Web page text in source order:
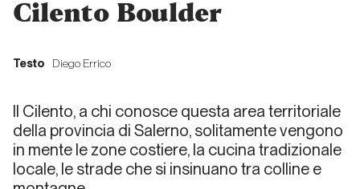
Editoriale
Campania
Felix
Storia di
Cilento Boulder
Testo Diego Errico
Il Cilento, a chi conosce questa area territoriale
della provincia di Salerno, solitamente vengono
in mente le zone costiere, la cucina tradizionale
locale, le strade che si insinuano tra colline e